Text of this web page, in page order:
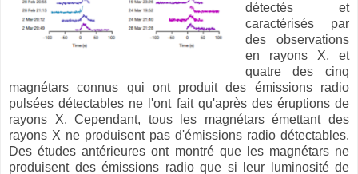
détectés et
caractérisés par
des observations
en rayons X, et
quatre des cinq
magnétars connus qui ont produit des émissions radio
pulsées détectables ne l'ont fait qu'après des éruptions de
rayons X. Cependant, tous les magnétars émettant des
rayons X ne produisent pas d'émissions radio détectables.
Des études antérieures ont montré que les magnétars ne
produisent des émissions radio que si leur luminosité de